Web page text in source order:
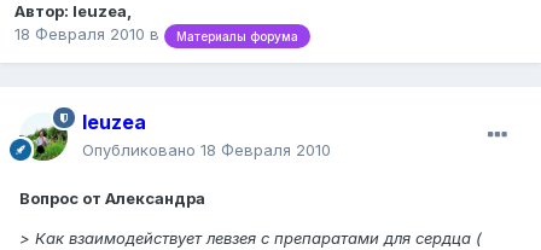
Автор: leuzea,
18 Февраля 2010 в Материалы форума
leuzea
Опубликовано 18 Февраля 2010
Вопрос от Александра
> Как взаимодействует левзея с препаратами для сердца (